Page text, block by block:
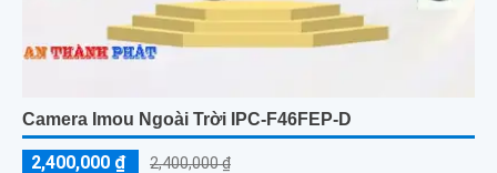
Camera Imou Ngoài Trời IPC-F46FEP-D
2,400,000 ₫ 2,400,000 ₫